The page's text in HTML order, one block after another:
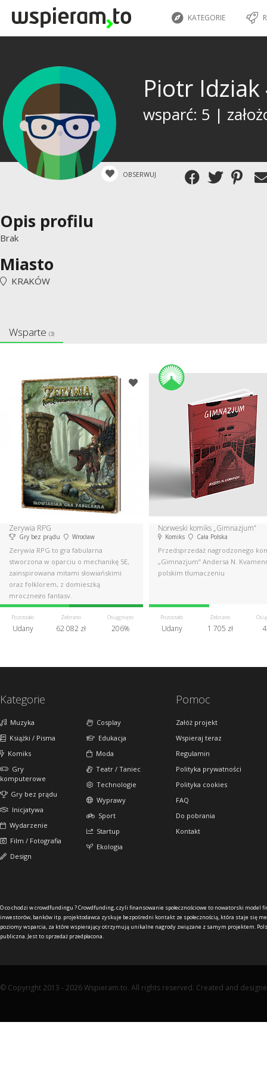
KATEGORIE
Piotr Idziak
wsparć: 5 |
OBSERWUJ
Opis profilu
Brak
Miasto
KRAKÓW
Wsparte (3)
Zerywia RPG
Gry bez prądu Wrocław
Zerywia RPG to gra fabularna
stworzona w oparciu o mechanikę 5E,
zainspirowana mitami słowiańskimi
oraz folklorem, z domieszką
mrocznego fantasy.
Pozostało
Udany
Zebrano
62 082 zł
Osiągnięto
206%
Norweski komiks „Gimnazjum”
Komiks Cała Polska
Przedsprzedaż nagrodzonego
„Gimnazjum” Andersa N.
polskim tłumaczeniu
Pozostało
Udany
Zebrano
1 705 zł
Kategorie
Muzyka
Książki / Pisma
Komiks
Gry
komputerowe
Gry bez prądu
Inicjatywa
Wydarzenie
Film / Fotografia
Design
Cosplay
Edukacja
Moda
Teatr / Taniec
Technologie
Wyprawy
Sport
Startup
Ekologia
Pomoc
Załóż projekt
Wspieraj teraz
Regulamin
Polityka prywatności
Polityka cookies
FAQ
Do pobrania
Kontakt
O co chodzi w crowdfundingu ?Crowdfunding, czyli finansowanie społecznościowe to nowatorski model
inwestorów, banków itp. projektodawca zyskuje bezpośredni kontakt ze społecznością, która staje się
poziomy wsparcia, za które wspierający otrzymują unikalne nagrody związane z samym projektem.
publiczna. Jest to sprzedaż przedpłacona.
© Copyright 2013 - 2026 Wspieram.to. All rights reserved. Created and